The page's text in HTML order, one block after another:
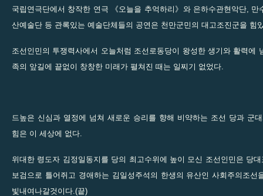
국립연극단에서 창작한 연극 《오늘을 추억하리》와 은하수관현악단, 만
산예술단 등 관록있는 예술단체들의 공연은 천만군민의 대고조진군을 힘
조선인민의 투쟁력사에서 오늘처럼 조선로동당이 왕성한 생기와 활력에
족의 앞길에 끝없이 창창한 미래가 펼쳐진 때는 일찌기 없었다.
드높은 신심과 열정에 넘쳐 새로운 승리를 향해 비약하는 조선 당과 군
힘은 이 세상에 없다.
위대한 령도자 김정일동지를 당의 최고수위에 높이 모신 조선인민은 당
보검으로 틀어쥐고 경애하는 김일성주석의 한생의 유산인 사회주의조선
빛내여나갈것이다.(끝)